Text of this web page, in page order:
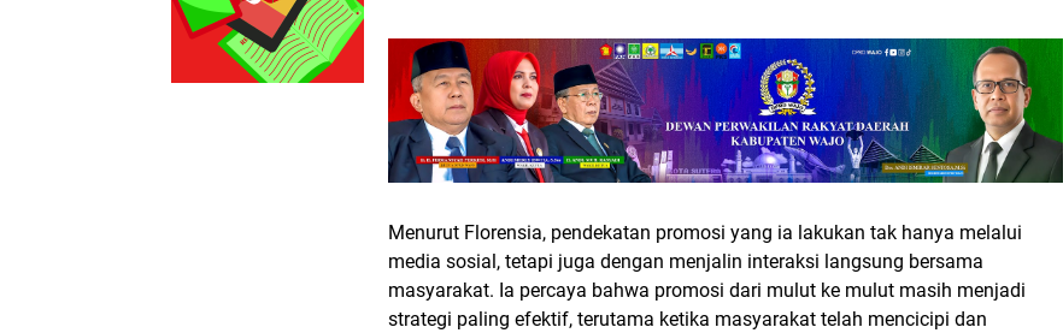
Menurut Florensia, pendekatan promosi yang ia lakukan tak hanya melalui
media sosial, tetapi juga dengan menjalin interaksi langsung bersama
masyarakat. Ia percaya bahwa promosi dari mulut ke mulut masih menjadi
strategi paling efektif, terutama ketika masyarakat telah mencicipi dan